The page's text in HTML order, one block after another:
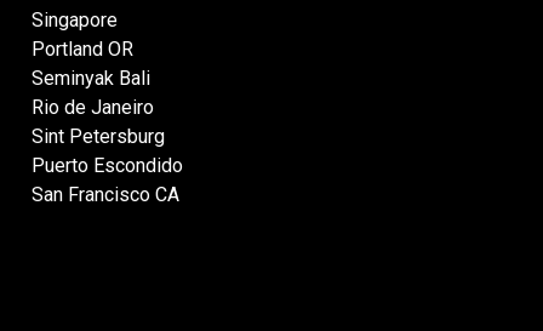
Singapore
Portland OR
Seminyak Bali
Rio de Janeiro
Sint Petersburg
Puerto Escondido
San Francisco CA